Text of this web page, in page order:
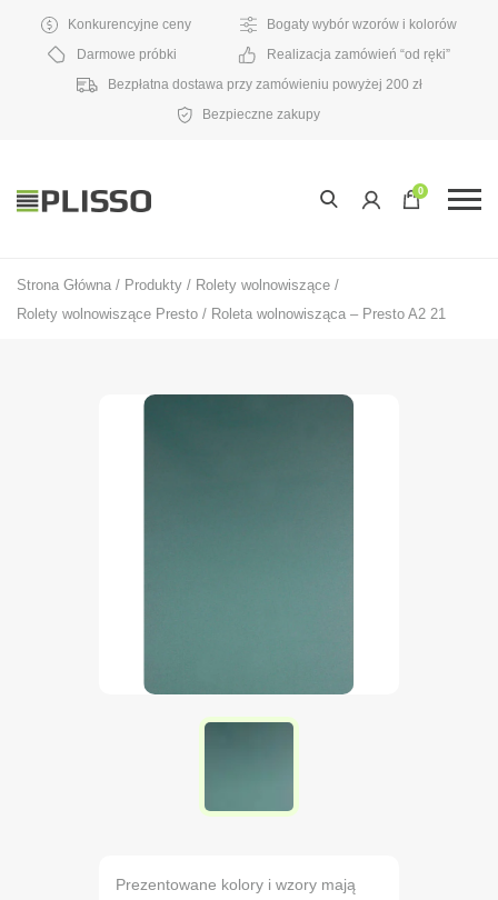
Konkurencyjne ceny
Bogaty wybór wzorów i kolorów
Darmowe próbki
Realizacja zamówień “od ręki”
Bezpłatna dostawa przy zamówieniu powyżej 200 zł
Bezpieczne zakupy
0
Strona Główna / Produkty / Rolety wolnowiszące /
Rolety wolnowiszące Presto / Roleta wolnowisząca – Presto A2 21
Prezentowane kolory i wzory mają